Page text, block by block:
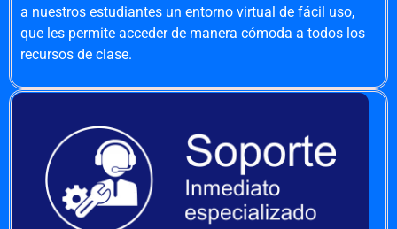
a nuestros estudiantes un entorno virtual de fácil uso,
que les permite acceder de manera cómoda a todos los
recursos de clase.